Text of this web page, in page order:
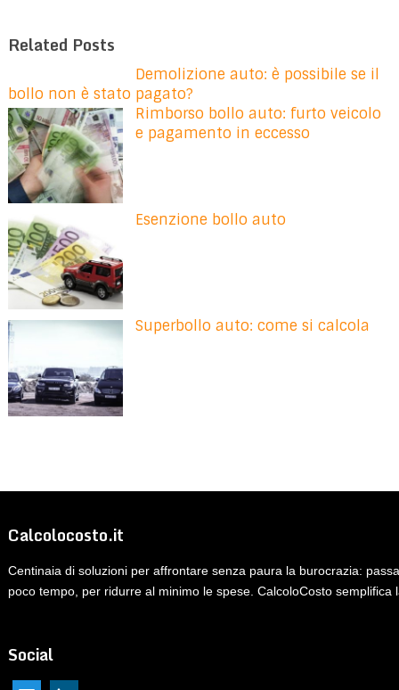
Related Posts
Demolizione auto: è possibile se il
bollo non è stato pagato?
Rimborso bollo auto: furto veicolo
e pagamento in eccesso
Esenzione bollo auto
Superbollo auto: come si calcola
Calcolocosto.it
Centinaia di soluzioni per affrontare senza paura la burocrazia:
poco tempo, per ridurre al minimo le spese. CalcoloCosto
Social